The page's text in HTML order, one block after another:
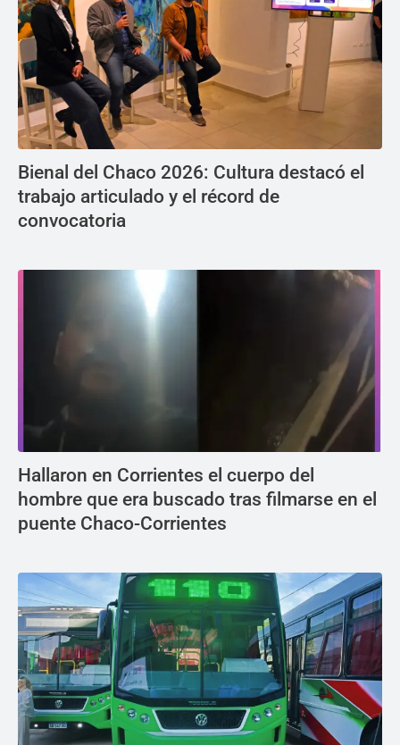
Bienal del Chaco 2026: Cultura destacó el
trabajo articulado y el récord de
convocatoria
Hallaron en Corrientes el cuerpo del
hombre que era buscado tras filmarse en el
puente Chaco-Corrientes